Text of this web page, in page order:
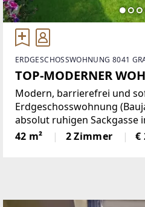
ERDGESCHOSSWOHNUNG 8041
TOP-MODERNER
Modern, barrierefrei und
Erdgeschosswohnung
absolut ruhigen Sackgasse
makellosen Pflegezustands
Highlight des offenen
42 m² 2 Zimmer €